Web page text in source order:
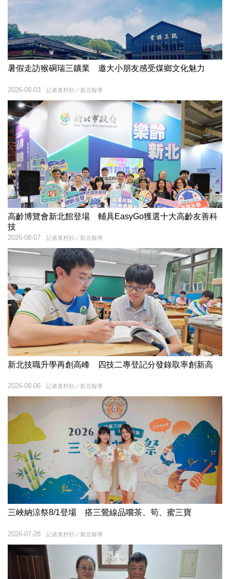
暑假走訪猴硐瑞三鑛業 邀大小朋友感受煤鄉文化魅力
記者黃村杉／新北報導
2026-08-03
高齡博覽會新北館登場 輔具EasyGo獲選十大高齡友善科
技
記者黃村杉／新北報導
2026-08-07
新北技職升學再創高峰 四技二專登記分發錄取率創新高
記者黃村杉／新北報導
2026-08-06
三峽納涼祭8/1登場 搭三鶯線品嚐茶、筍、蜜三寶
記者黃村杉／新北報導
2026-07-28